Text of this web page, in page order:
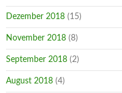
Dezember 2018 (15)
November 2018 (8)
September 2018 (2)
August 2018 (4)